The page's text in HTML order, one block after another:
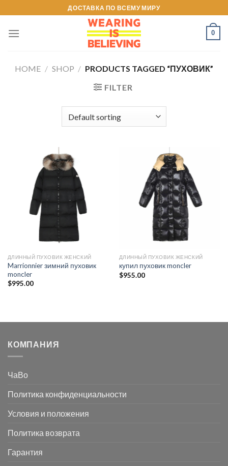
to
content
ДОСТАВКА ПО ВСЕМУ МИРУ
0
HOME / SHOP / PRODUCTS TAGGED “ПУХОВИК”
FILTER
ДЛИННЫЙ ПУХОВИК ЖЕНСКИЙ
Marrionnier зимний пуховик
moncler
$995.00
ДЛИННЫЙ ПУХОВИК ЖЕНСКИЙ
купил пуховик moncler
$955.00
КОМПАНИЯ
ЧаВо
Политика конфиденциальности
Условия и положения
Политика возврата
Гарантия